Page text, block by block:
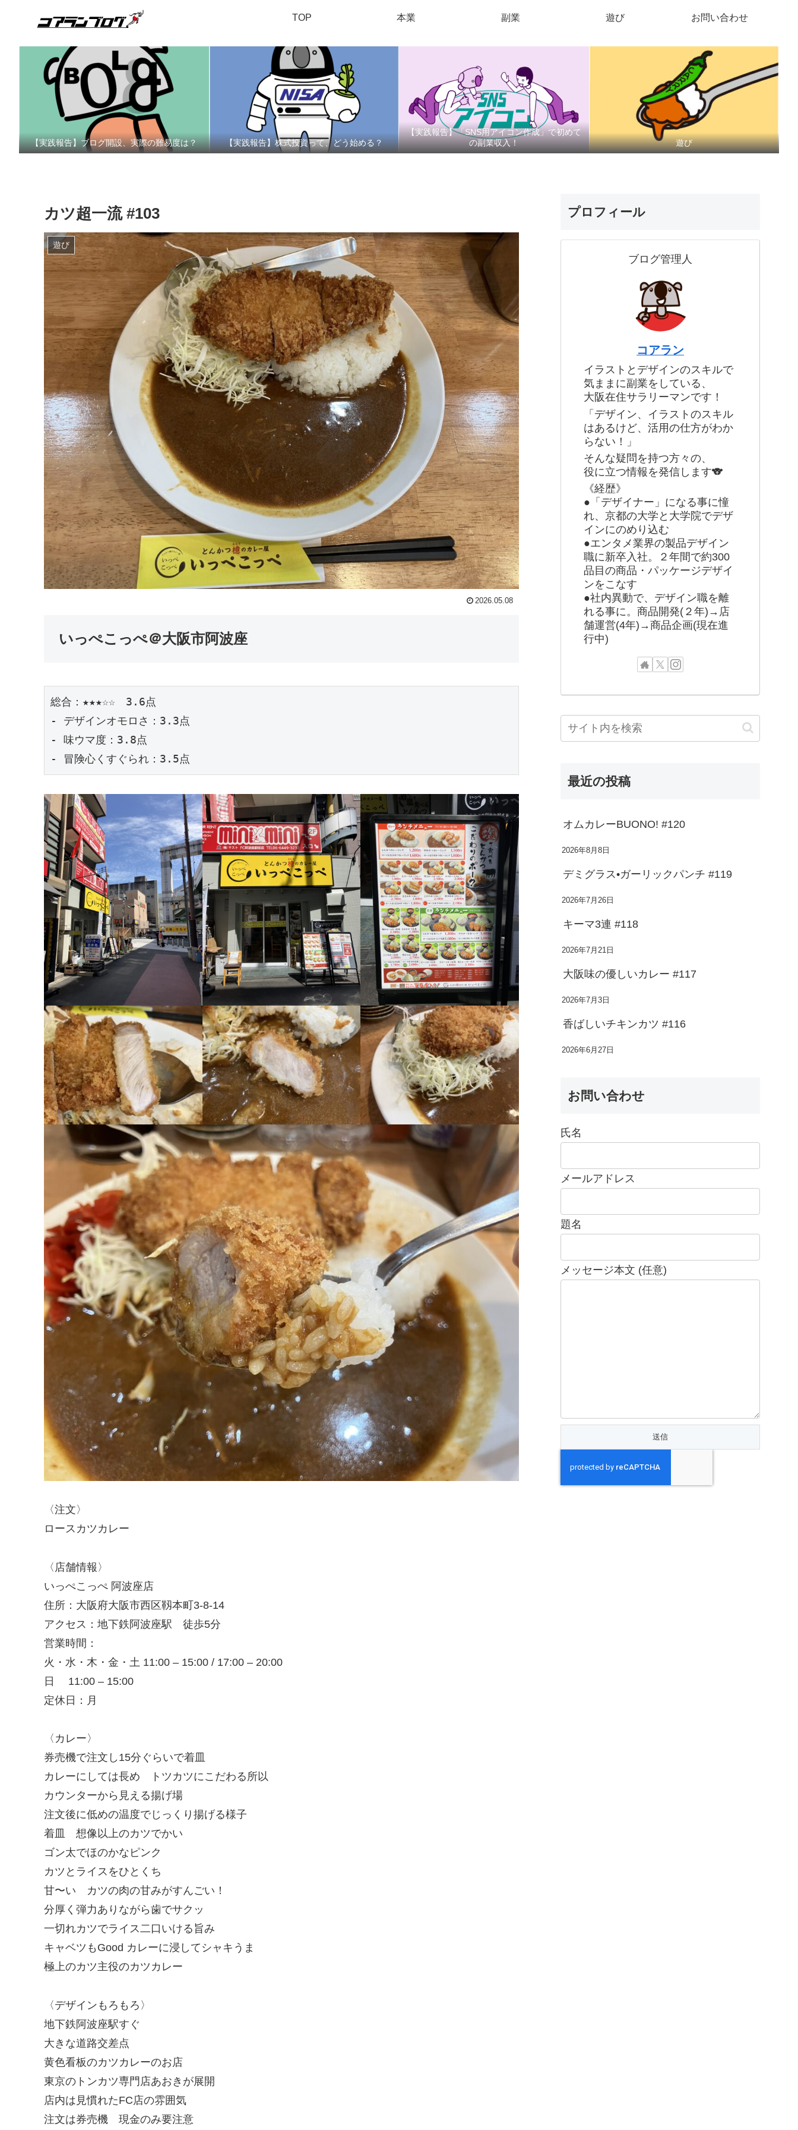
TOP 本業 副業 遊び お問い合わせ
【実践報告】ブログ開設、実際の難易度は？ 【実践報告】株式投資って、どう始める？
【実践報告】「SNS用アイコン作成」で初めて
の副業収入！
遊び
カツ超一流 #103
遊び
2026.05.08
いっぺこっぺ＠大阪市阿波座
総合：★★★☆☆　3.6点
- デザインオモロさ：3.3点
- 味ウマ度：3.8点
- 冒険心くすぐられ：3.5点
〈注文〉
ロースカツカレー
〈店舗情報〉
いっぺこっぺ 阿波座店
住所：大阪府大阪市西区靱本町3-8-14
アクセス：地下鉄阿波座駅 徒歩5分
営業時間：
火・水・木・金・土 11:00 – 15:00 / 17:00 – 20:00
日 11:00 – 15:00
定休日：月
〈カレー〉
券売機で注文し15分ぐらいで着皿
カレーにしては長め トツカツにこだわる所以
カウンターから見える揚げ場
注文後に低めの温度でじっくり揚げる様子
着皿 想像以上のカツでかい
ゴン太でほのかなピンク
カツとライスをひとくち
甘〜い カツの肉の甘みがすんごい！
分厚く弾力ありながら歯でサクッ
一切れカツでライス二口いける旨み
キャベツもGood カレーに浸してシャキうま
極上のカツ主役のカツカレー
〈デザインもろもろ〉
地下鉄阿波座駅すぐ
大きな道路交差点
黄色看板のカツカレーのお店
東京のトンカツ専門店あおきが展開
店内は見慣れたFC店の雰囲気
注文は券売機 現金のみ要注意
プロフィール
ブログ管理人
コアラン
イラストとデザインのスキルで
気ままに副業をしている、
大阪在住サラリーマンです！
「デザイン、イラストのスキル
はあるけど、活用の仕方がわか
らない！」
そんな疑問を持つ方々の、
役に立つ情報を発信します🐨
《経歴》
●「デザイナー」になる事に憧
れ、京都の大学と大学院でデザ
インにのめり込む
●エンタメ業界の製品デザイン
職に新卒入社。２年間で約300
品目の商品・パッケージデザイ
ンをこなす
●社内異動で、デザイン職を離
れる事に。商品開発(２年)→店
舗運営(4年)→商品企画(現在進
行中)
最近の投稿
オムカレーBUONO! #120
2026年8月8日
デミグラス•ガーリックパンチ #119
2026年7月26日
キーマ3連 #118
2026年7月21日
大阪味の優しいカレー #117
2026年7月3日
香ばしいチキンカツ #116
2026年6月27日
お問い合わせ
氏名
メールアドレス
題名
メッセージ本文 (任意)